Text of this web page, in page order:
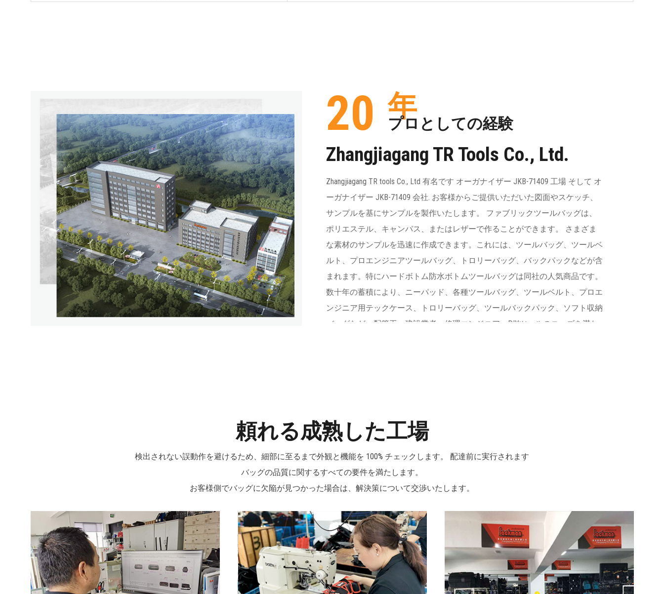
20 年
プロとしての経験
Zhangjiagang TR Tools Co., Ltd.
Zhangjiagang TR tools Co., Ltd 有名です オーガナイザー JKB-71409 工場 そして オ
ーガナイザー JKB-71409 会社. お客様からご提供いただいた図面やスケッチ、
サンプルを基にサンプルを製作いたします。 ファブリックツールバッグは、
ポリエステル、キャンバス、またはレザーで作ることができます。 さまざま
な素材のサンプルを迅速に作成できます。これには、ツールバッグ、ツールベ
ルト、プロエンジニアツールバッグ、トロリーバッグ、バックパックなどが含
まれます。特にハードボトム防水ボトムツールバッグは同社の人気商品です。
数十年の蓄積により、ニーパッド、各種ツールバッグ、ツールベルト、プロエ
ンジニア用テックケース、トロリーバッグ、ツールバックパック、ソフト収納
バッグなど、配管工、建設業者、修理エンジニア、DIYツールのニーズを満た
頼れる成熟した工場
検出されない誤動作を避けるため、細部に至るまで外観と機能を 100% チェックします。 配達前に実行されます
バッグの品質に関するすべての要件を満たします。
お客様側でバッグに欠陥が見つかった場合は、解決策について交渉いたします。